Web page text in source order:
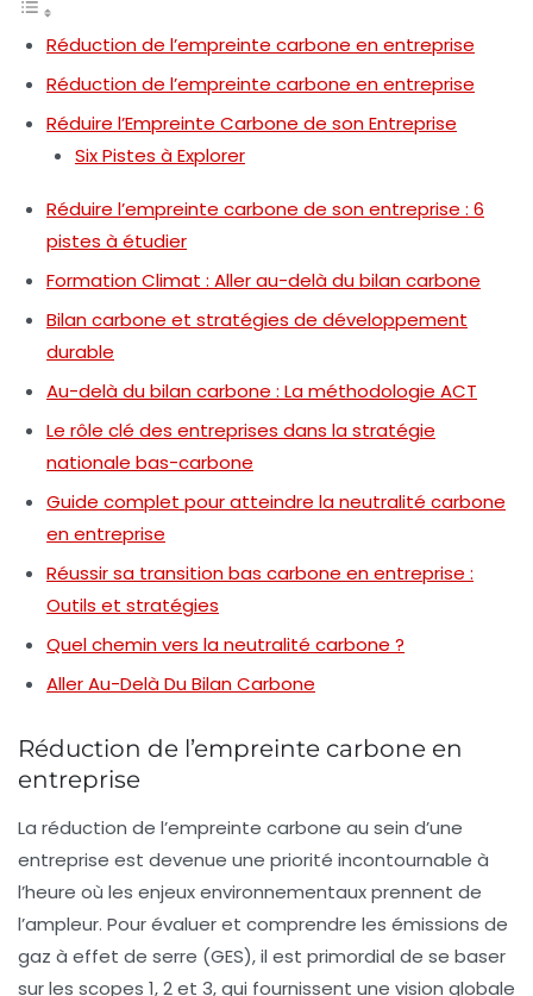
Réduction de l’empreinte carbone en entreprise
Réduction de l’empreinte carbone en entreprise
Réduire l’Empreinte Carbone de son Entreprise
Six Pistes à Explorer
Réduire l’empreinte carbone de son entreprise : 6
pistes à étudier
Formation Climat : Aller au-delà du bilan carbone
Bilan carbone et stratégies de développement
durable
Au-delà du bilan carbone : La méthodologie ACT
Le rôle clé des entreprises dans la stratégie
nationale bas-carbone
Guide complet pour atteindre la neutralité carbone
en entreprise
Réussir sa transition bas carbone en entreprise :
Outils et stratégies
Quel chemin vers la neutralité carbone ?
Aller Au-Delà Du Bilan Carbone
Réduction de l’empreinte carbone en
entreprise
La réduction de l’empreinte carbone au sein d’une
entreprise est devenue une priorité incontournable à
l’heure où les enjeux environnementaux prennent de
l’ampleur. Pour évaluer et comprendre les émissions de
gaz à effet de serre (GES), il est primordial de se baser
sur les scopes 1, 2 et 3, qui fournissent une vision globale